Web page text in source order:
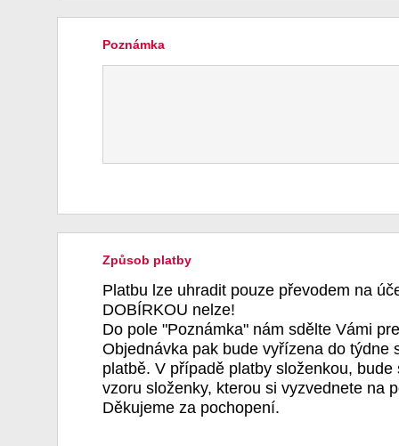
Poznámka
Způsob platby
Platbu lze uhradit pouze převodem na
DOBÍRKOU nelze!
Do pole "Poznámka" nám sdělte Vámi
Objednávka pak bude vyřízena do týdne
platbě. V případě platby složenkou,
vzoru složenky, kterou si vyzvednete na
Děkujeme za pochopení.